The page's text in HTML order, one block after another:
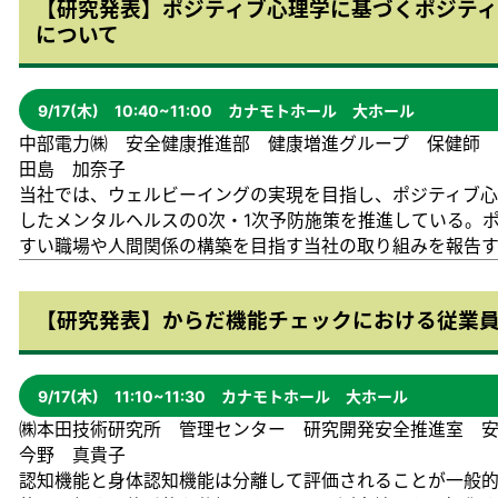
【研究発表】ポジティブ心理学に基づくポジテ
について
9/17(木) 10:40~11:00 カナモトホール 大ホール
中部電力㈱ 安全健康推進部 健康増進グループ 保健師
田島 加奈子
当社では、ウェルビーイングの実現を目指し、ポジティブ
したメンタルヘルスの0次・1次予防施策を推進している。
すい職場や人間関係の構築を目指す当社の取り組みを報告
【研究発表】からだ機能チェックにおける従業
9/17(木) 11:10~11:30 カナモトホール 大ホール
㈱本田技術研究所 管理センター 研究開発安全推進室
今野 真貴子
認知機能と身体認知機能は分離して評価されることが一般